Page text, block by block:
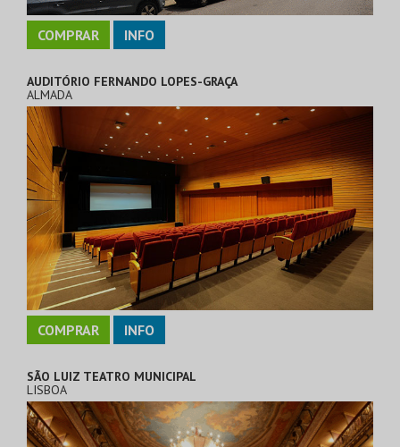
COMPRAR INFO
AUDITÓRIO FERNANDO LOPES-GRAÇA
ALMADA
COMPRAR INFO
SÃO LUIZ TEATRO MUNICIPAL
LISBOA